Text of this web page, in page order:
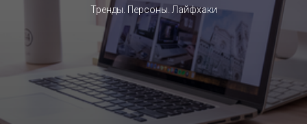
Тренды. Персоны. Лайфхаки